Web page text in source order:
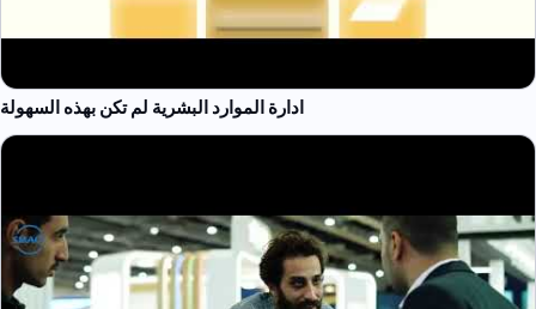
ادارة الموارد البشرية لم تكن بهذه السهولة